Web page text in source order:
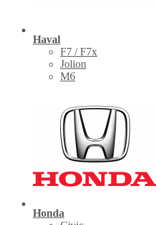
Haval
F7 / F7x
Jolion
M6
Honda